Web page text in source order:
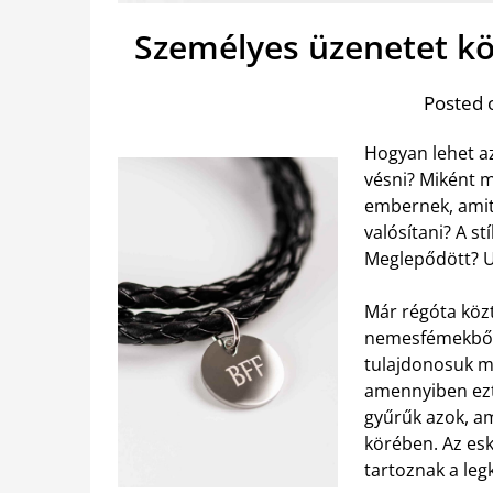
Személyes üzenetet
Posted
Hogyan lehet
vésni? Miként
embernek,
valósítani? A
Meglepődött?
Már régóta
tulajdonosuk
amennyiben
gyűrűk azok,
körében. Az
tartoznak a